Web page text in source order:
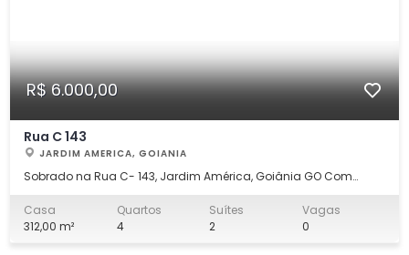
R$ 6.000,00
Rua C 143
JARDIM AMERICA, GOIANIA
Sobrado na Rua C- 143, Jardim América, Goiânia GO Com
iluminada, com pé de maga, acerola, jabuticaba, coco com
área de estacionamento para uns 5 carros. Com pintura nova,
Casa
312,00 m²
Quartos
4
Suítes
2
Vagas
0